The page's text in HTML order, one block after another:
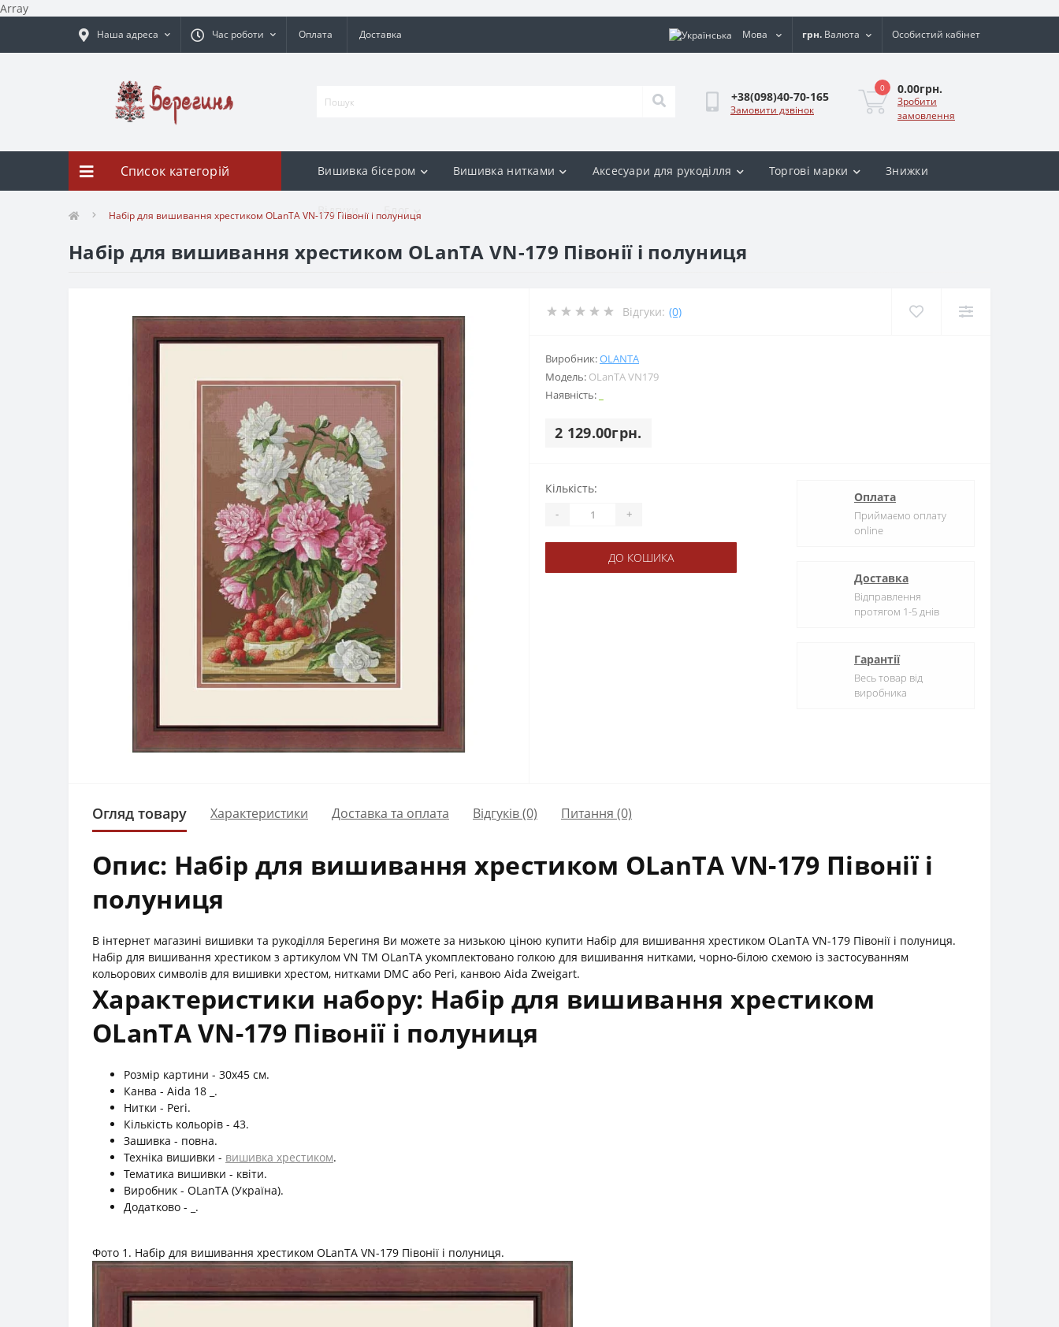
Array
Наша адреса Час роботи Оплата Доставка Мова грн. Валюта Особистий кабінет
+38(098)40-70-165
Замовити дзвінок
0 0.00грн.
Зробити
замовлення
Список категорій Вишивка бісером Вишивка нитками Аксесуари для рукоділля Торгові марки Знижки
Відгуки
Набір для вишивання хрестиком OLanTА VN-179 Півонії і полуниця
Набір для вишивання хрестиком OLanTА VN-179 Півонії і полуниця
Відгуки: (0)
Виробник:OLANTА
Модель: OLanTА VN179
Наявність:
2 129.00грн.
Кількість:
- +
ДО КОШИКА
Оплата
Приймаємо оплату
online
Доставка
Відправлення
протягом 1-5 днів
Гарантії
Весь товар від
виробника
Огляд товару Характеристики Доставка та оплата Відгуків (0) Питання (0)
Опис: Набір для вишивання хрестиком OLanTА VN-179 Півонії і
полуниця
В інтернет магазині вишивки та рукоділля Берегиня Ви можете за низькою ціною купити Набір для вишивання хрестиком OLanTА VN-179 Півонії і полуниця.
Набір для вишивання хрестиком з артикулом VN ТМ OLanTА укомплектовано голкою для вишивання нитками, чорно-білою схемою із застосуванням
кольорових символів для вишивки хрестом, нитками DMC або Peri, канвою Aida Zweigart.
Характеристики набору: Набір для вишивання хрестиком
OLanTА VN-179 Півонії і полуниця
Розмір картини - 30х45 см.
Канва - Aida 18 _.
Нитки - Peri.
Кількість кольорів - 43.
Зашивка - повна.
Техніка вишивки - вишивка хрестиком.
Тематика вишивки - квіти.
Виробник - OLanTА (Україна).
Додатково - _.
Фото 1. Набір для вишивання хрестиком OLanTА VN-179 Півонії і полуниця.